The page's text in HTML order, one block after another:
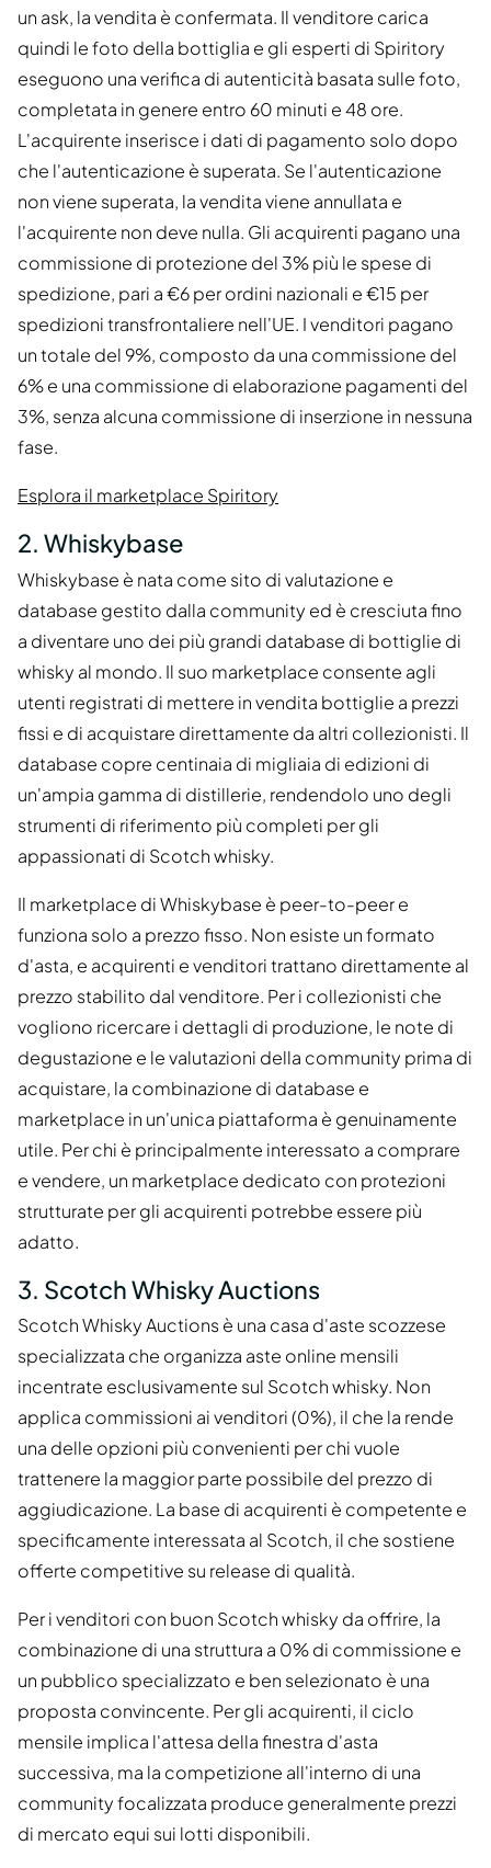
un ask, la vendita è confermata. Il venditore carica
quindi le foto della bottiglia e gli esperti di Spiritory
eseguono una verifica di autenticità basata sulle foto,
completata in genere entro 60 minuti e 48 ore.
L'acquirente inserisce i dati di pagamento solo dopo
che l'autenticazione è superata. Se l'autenticazione
non viene superata, la vendita viene annullata e
l'acquirente non deve nulla. Gli acquirenti pagano una
commissione di protezione del 3% più le spese di
spedizione, pari a €6 per ordini nazionali e €15 per
spedizioni transfrontaliere nell'UE. I venditori pagano
un totale del 9%, composto da una commissione del
6% e una commissione di elaborazione pagamenti del
3%, senza alcuna commissione di inserzione in nessuna
fase.
Esplora il marketplace Spiritory
2. Whiskybase
Whiskybase è nata come sito di valutazione e
database gestito dalla community ed è cresciuta fino
a diventare uno dei più grandi database di bottiglie di
whisky al mondo. Il suo marketplace consente agli
utenti registrati di mettere in vendita bottiglie a prezzi
fissi e di acquistare direttamente da altri collezionisti. Il
database copre centinaia di migliaia di edizioni di
un'ampia gamma di distillerie, rendendolo uno degli
strumenti di riferimento più completi per gli
appassionati di Scotch whisky.
Il marketplace di Whiskybase è peer-to-peer e
funziona solo a prezzo fisso. Non esiste un formato
d'asta, e acquirenti e venditori trattano direttamente al
prezzo stabilito dal venditore. Per i collezionisti che
vogliono ricercare i dettagli di produzione, le note di
degustazione e le valutazioni della community prima di
acquistare, la combinazione di database e
marketplace in un'unica piattaforma è genuinamente
utile. Per chi è principalmente interessato a comprare
e vendere, un marketplace dedicato con protezioni
strutturate per gli acquirenti potrebbe essere più
adatto.
3. Scotch Whisky Auctions
Scotch Whisky Auctions è una casa d'aste scozzese
specializzata che organizza aste online mensili
incentrate esclusivamente sul Scotch whisky. Non
applica commissioni ai venditori (0%), il che la rende
una delle opzioni più convenienti per chi vuole
trattenere la maggior parte possibile del prezzo di
aggiudicazione. La base di acquirenti è competente e
specificamente interessata al Scotch, il che sostiene
offerte competitive su release di qualità.
Per i venditori con buon Scotch whisky da offrire, la
combinazione di una struttura a 0% di commissione e
un pubblico specializzato e ben selezionato è una
proposta convincente. Per gli acquirenti, il ciclo
mensile implica l'attesa della finestra d'asta
successiva, ma la competizione all'interno di una
community focalizzata produce generalmente prezzi
di mercato equi sui lotti disponibili.